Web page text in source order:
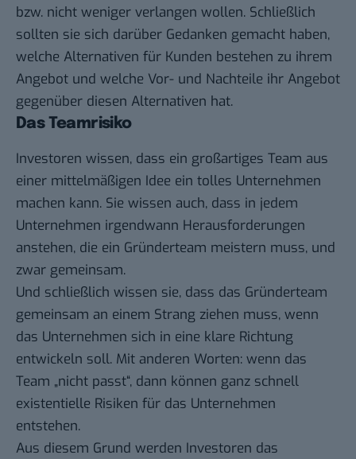
bzw. nicht weniger verlangen wollen. Schließlich
sollten sie sich darüber Gedanken gemacht haben,
welche Alternativen für Kunden bestehen zu ihrem
Angebot und welche Vor- und Nachteile ihr Angebot
gegenüber diesen Alternativen hat.
Das Teamrisiko
Investoren wissen, dass ein großartiges Team aus
einer mittelmäßigen Idee ein tolles Unternehmen
machen kann. Sie wissen auch, dass in jedem
Unternehmen irgendwann Herausforderungen
anstehen, die ein Gründerteam meistern muss, und
zwar gemeinsam.
Und schließlich wissen sie, dass das Gründerteam
gemeinsam an einem Strang ziehen muss, wenn
das Unternehmen sich in eine klare Richtung
entwickeln soll. Mit anderen Worten: wenn das
Team „nicht passt“, dann können ganz schnell
existentielle Risiken für das Unternehmen
entstehen.
Aus diesem Grund werden Investoren das